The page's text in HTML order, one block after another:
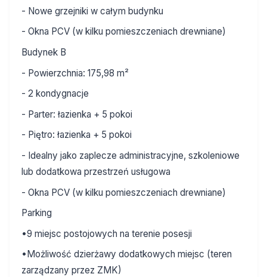
- Nowe grzejniki w całym budynku
- Okna PCV (w kilku pomieszczeniach drewniane)
Budynek B
- Powierzchnia: 175,98 m²
- 2 kondygnacje
- Parter: łazienka + 5 pokoi
- Piętro: łazienka + 5 pokoi
- Idealny jako zaplecze administracyjne, szkoleniowe
lub dodatkowa przestrzeń usługowa
- Okna PCV (w kilku pomieszczeniach drewniane)
Parking
•9 miejsc postojowych na terenie posesji
•Możliwość dzierżawy dodatkowych miejsc (teren
zarządzany przez ZMK)